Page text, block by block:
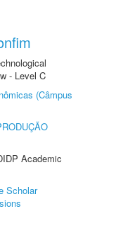
- Level C
(Câmpus
Academic
Scholar